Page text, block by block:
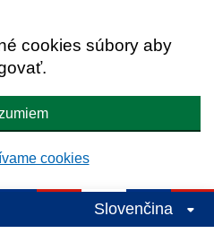
cookies súbory aby
cookies
Slovenčina